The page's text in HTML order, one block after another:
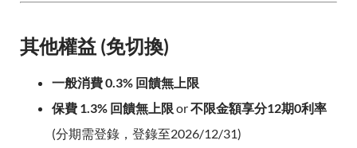
其他權益 (免切換)
一般消費 0.3% 回饋無上限
保費 1.3% 回饋無上限 or不限金額享分12期0利率
(分期需登錄，登錄至2026/12/31)